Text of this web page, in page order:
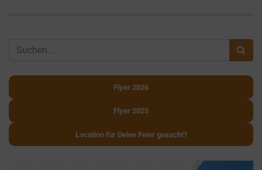
Flyer 2026
Flyer 2025
Location für Deine Feier gesucht?